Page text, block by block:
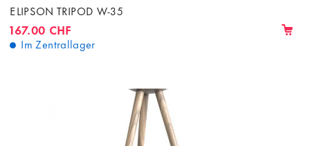
ELIPSON TRIPOD W-35
167.00 CHF
Im Zentrallager